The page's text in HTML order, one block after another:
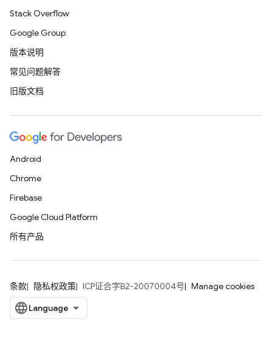
Stack Overflow
Google Group
版本说明
常见问题解答
旧版文档
Android
Chrome
Firebase
Google Cloud Platform
所有产品
条款 隐私权政策 ICP证合字B2-20070004号 Manage cookies